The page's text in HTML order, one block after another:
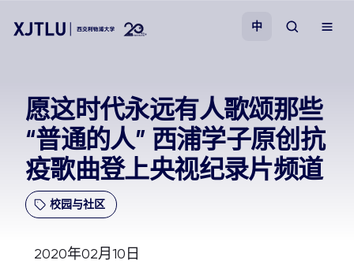
招生
科研
中
愿这时代永远有人歌颂那些
“普通的人” 西浦学子原创抗
疫歌曲登上央视纪录片频道
校园与社区
2020年02月10日